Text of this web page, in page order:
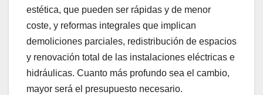
estética, que pueden ser rápidas y de menor
coste, y reformas integrales que implican
demoliciones parciales, redistribución de espacios
y renovación total de las instalaciones eléctricas e
hidráulicas. Cuanto más profundo sea el cambio,
mayor será el presupuesto necesario.